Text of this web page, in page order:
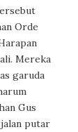
Orde
Mereka
garuda
Gus
putar